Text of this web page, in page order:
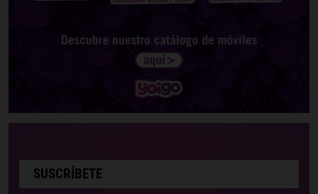
SUSCRÍBETE